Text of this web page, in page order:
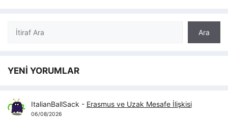
Ara
Ara
YENİ YORUMLAR
ItalianBallSack - Erasmus ve Uzak Mesafe İlişkisi
06/08/2026